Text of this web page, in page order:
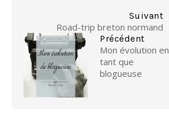
Suivant
Road-trip breton normand
Précédent
Mon évolution en
tant que
blogueuse